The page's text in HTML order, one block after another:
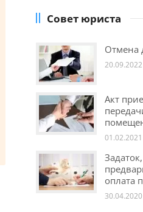
Совет юриста
Отмена
20.09.2022
Акт
01.02.2021
оплата
30.04.2020